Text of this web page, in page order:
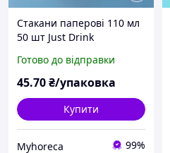
Стакани паперові 110 мл
50 шт Just Drink
Готово до відправки
45.70₴/упаковка
Купити
Myhoreca 99%